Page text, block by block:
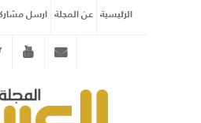
الرئيسية عن المجلة ارسل مشاركة
youtube